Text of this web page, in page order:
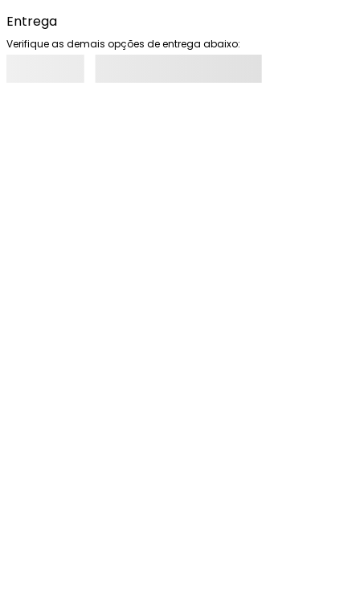
Entrega
Verifique as demais opções de entrega abaixo: